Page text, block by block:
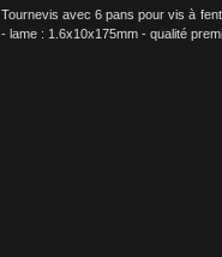
Tournevis avec 6 pans pour vis à
- lame : 1.6x10x175mm - qualité